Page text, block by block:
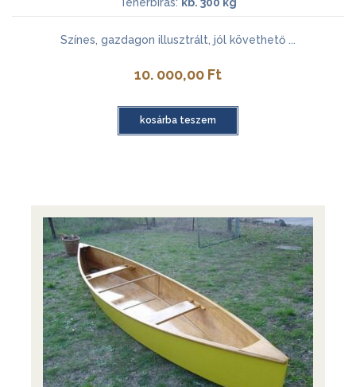
Színes, gazdagon illusztrált, jól követhető ...
10. 000,00 Ft
kosárba teszem